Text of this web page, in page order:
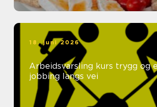
18. juni 2026
Arbeidsvarsling kurs trygg og effektiv
jobbing langs vei